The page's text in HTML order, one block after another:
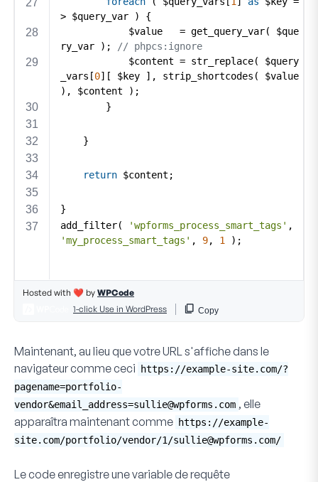
Maintenant, au lieu que votre URL s'affiche dans le
navigateur comme ceci https://example-site.com/?
pagename=portfolio-
vendor&email_address=sullie@wpforms.com , elle
apparaîtra maintenant comme https://example-
site.com/portfolio/vendor/1/sullie@wpforms.com/
Le code enregistre une variable de requête